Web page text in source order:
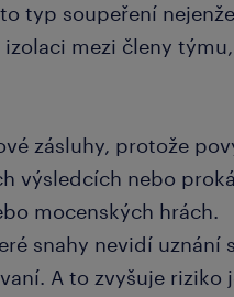
typ soupeření
mezi členy
zásluhy, protože
výsledcích nebo
mocenských hrách.
snahy nevidí uznání
A to zvyšuje riziko